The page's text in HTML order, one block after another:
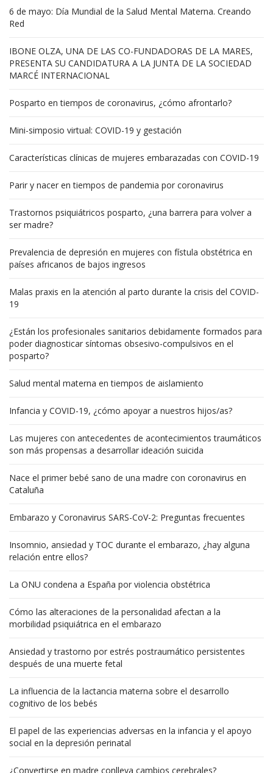
6 de mayo: Día Mundial de la Salud Mental Materna. Creando
Red
IBONE OLZA, UNA DE LAS CO-FUNDADORAS DE LA MARES,
PRESENTA SU CANDIDATURA A LA JUNTA DE LA SOCIEDAD
MARCÉ INTERNACIONAL
Posparto en tiempos de coronavirus, ¿cómo afrontarlo?
Mini-simposio virtual: COVID-19 y gestación
Características clínicas de mujeres embarazadas con COVID-19
Parir y nacer en tiempos de pandemia por coronavirus
Trastornos psiquiátricos posparto, ¿una barrera para volver a
ser madre?
Prevalencia de depresión en mujeres con fístula obstétrica en
países africanos de bajos ingresos
Malas praxis en la atención al parto durante la crisis del COVID-
19
¿Están los profesionales sanitarios debidamente formados para
poder diagnosticar síntomas obsesivo-compulsivos en el
posparto?
Salud mental materna en tiempos de aislamiento
Infancia y COVID-19, ¿cómo apoyar a nuestros hijos/as?
Las mujeres con antecedentes de acontecimientos traumáticos
son más propensas a desarrollar ideación suicida
Nace el primer bebé sano de una madre con coronavirus en
Cataluña
Embarazo y Coronavirus SARS-CoV-2: Preguntas frecuentes
Insomnio, ansiedad y TOC durante el embarazo, ¿hay alguna
relación entre ellos?
La ONU condena a España por violencia obstétrica
Cómo las alteraciones de la personalidad afectan a la
morbilidad psiquiátrica en el embarazo
Ansiedad y trastorno por estrés postraumático persistentes
después de una muerte fetal
La influencia de la lactancia materna sobre el desarrollo
cognitivo de los bebés
El papel de las experiencias adversas en la infancia y el apoyo
social en la depresión perinatal
¿Convertirse en madre conlleva cambios cerebrales?